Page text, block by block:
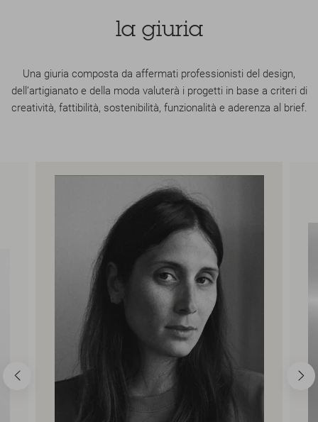
la giuria
Una giuria composta da affermati professionisti del design,
dell’artigianato e della moda valuterà i progetti in base a criteri di
creatività, fattibilità, sostenibilità, funzionalità e aderenza al brief.